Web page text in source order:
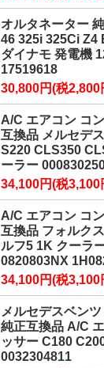
オルタネーター
46 325i 325Ci Z4
ダイナモ 発電機
17519618
30,800円(税2,800
A/C エアコン コ
互換品 メルセデ
S220 CLS350
ーラー
34,100円(税3,100
A/C エアコン コ
互換品 フォルク
ルフ5 1K クーラ
0820803NX
34,100円(税3,100
メルセデスベン
純正互換品 A/C
ッサー C180
0032304811